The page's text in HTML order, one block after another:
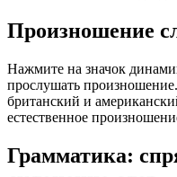
Произношение
Нажмите на значок
прослушать
британский и
естественное
Грамматика: